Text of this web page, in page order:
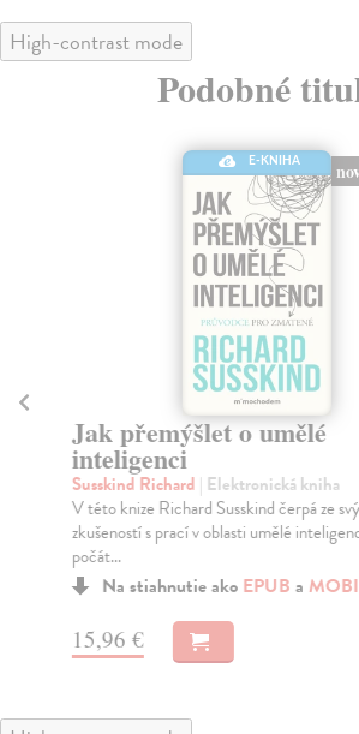
High-contrast mode
Podobné
E-KNIHA
Jak přemýšlet o umělé
inteligenci
Susskind Richard | Elektronická kniha
V této knize Richard Susskind čerpá ze
zkušeností s prací v oblasti umělé
počát...
Na stiahnutie ako EPUB a MOBI
15,96 €